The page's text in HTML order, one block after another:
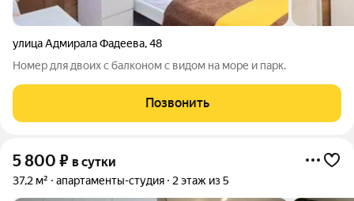
улица Адмирала Фадеева,48
Номер для двоих с балконом с видом на море и парк.
Позвонить
5 800 ₽ в сутки
37,2 м² апартаменты-студия 2 этаж из 5